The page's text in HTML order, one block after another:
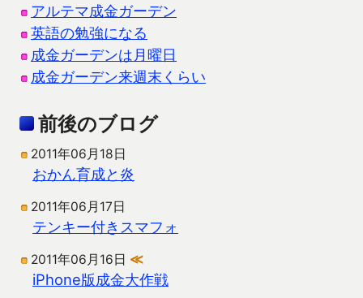
アルテマ成金ガーデン
英語の勉強になる
成金ガーデンは月曜日
成金ガーデン来週末くらい
前後のブログ
2011年06月18日
おかん育成と炎
2011年06月17日
テンキー付きスマフォ
2011年06月16日 ≪
iPhone版成金大作戦